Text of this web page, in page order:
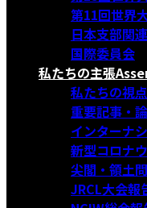
第11回世界
日本支部関連
国際委員会
私たちの主張
私たちの視
重要記事・
インターナ
新型コロナ
尖閣・領土
JRCL大会報